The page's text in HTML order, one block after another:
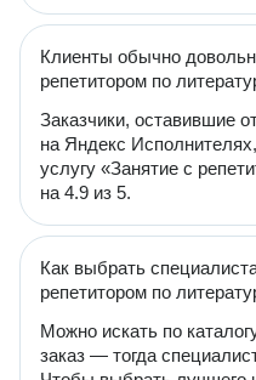
Клиенты обычно
репетитором по
Заказчики, оставившие
на Яндекс
услугу «Занятие с
на 4.9 из 5.
Как выбрать
репетитором по
Можно искать по
заказ — тогда